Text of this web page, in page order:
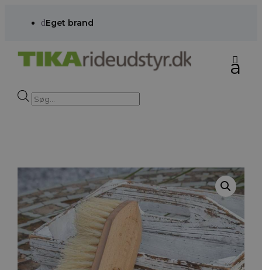
dEget brand
Products
search